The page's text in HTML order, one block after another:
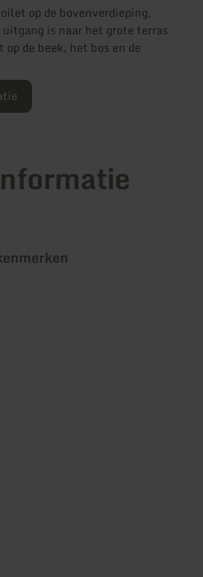
op de bovenverdieping,
uitgang is naar het grote terras
de beek, het bos en de